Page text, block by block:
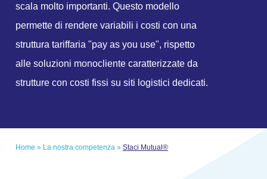
scala molto importanti. Questo modello
permette di rendere variabili i costi con una
struttura tariffaria "pay as you use", rispetto
alle soluzioni monocliente caratterizzate da
strutture con costi fissi su siti logistici dedicati.
Home » La nostra competenza » Staci Mutual®